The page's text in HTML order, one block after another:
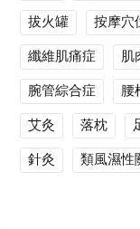
拔火罐
按摩穴
纖維肌痛症
肌
腕管綜合症
腰
艾灸
落枕
針灸
類風濕性